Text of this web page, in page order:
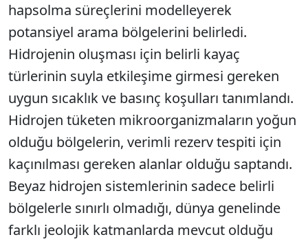
hapsolma süreçlerini modelleyerek
potansiyel arama bölgelerini belirledi.
Hidrojenin oluşması için belirli kayaç
türlerinin suyla etkileşime girmesi gereken
uygun sıcaklık ve basınç koşulları tanımlandı.
Hidrojen tüketen mikroorganizmaların yoğun
olduğu bölgelerin, verimli rezerv tespiti için
kaçınılması gereken alanlar olduğu saptandı.
Beyaz hidrojen sistemlerinin sadece belirli
bölgelerle sınırlı olmadığı, dünya genelinde
farklı jeolojik katmanlarda mevcut olduğu